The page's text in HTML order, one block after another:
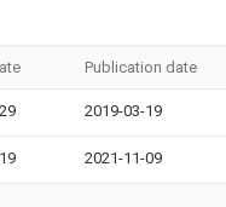
Publication date
2019-03-19
2021-11-09